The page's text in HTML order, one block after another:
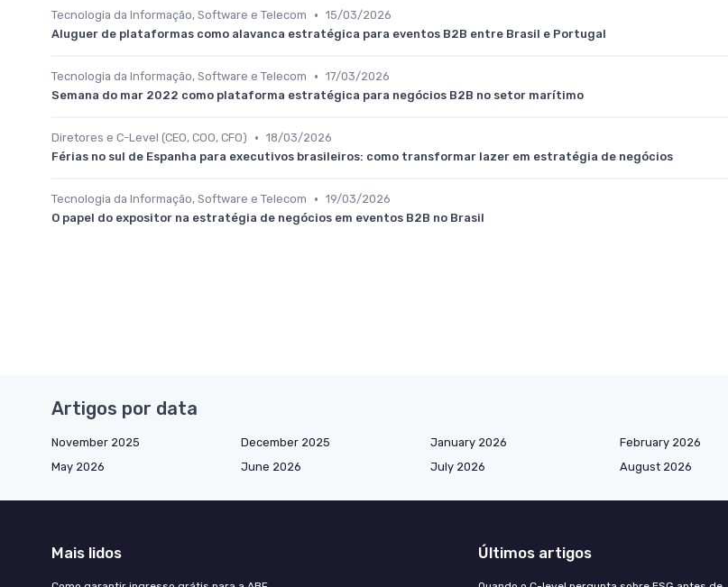
Tecnologia da Informação, Software e Telecom • 15/03/2026
Aluguer de plataformas como alavanca estratégica para eventos B2B entre Brasil e Portugal
Tecnologia da Informação, Software e Telecom • 17/03/2026
Semana do mar 2022 como plataforma estratégica para negócios B2B no setor marítimo
Diretores e C-Level (CEO, COO, CFO) • 18/03/2026
Férias no sul de Espanha para executivos brasileiros: como transformar lazer em estratégia de negócios
Tecnologia da Informação, Software e Telecom • 19/03/2026
O papel do expositor na estratégia de negócios em eventos B2B no Brasil
Artigos por data
November 2025 December 2025 January 2026 February 2026
May 2026
June 2026 July 2026 August 2026
Mais lidos Últimos artigos